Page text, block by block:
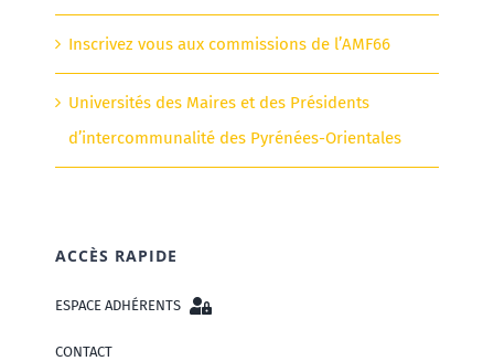
Inscrivez vous aux commissions de l’AMF66
Universités des Maires et des Présidents
d’intercommunalité des Pyrénées-Orientales
ACCÈS RAPIDE
ESPACE ADHÉRENTS
CONTACT